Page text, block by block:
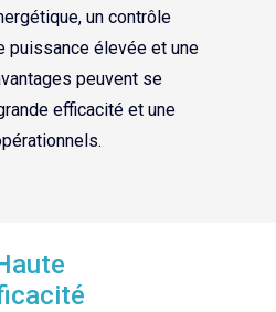
un contrôle
puissance élevée et une
peuvent se
efficacité et une